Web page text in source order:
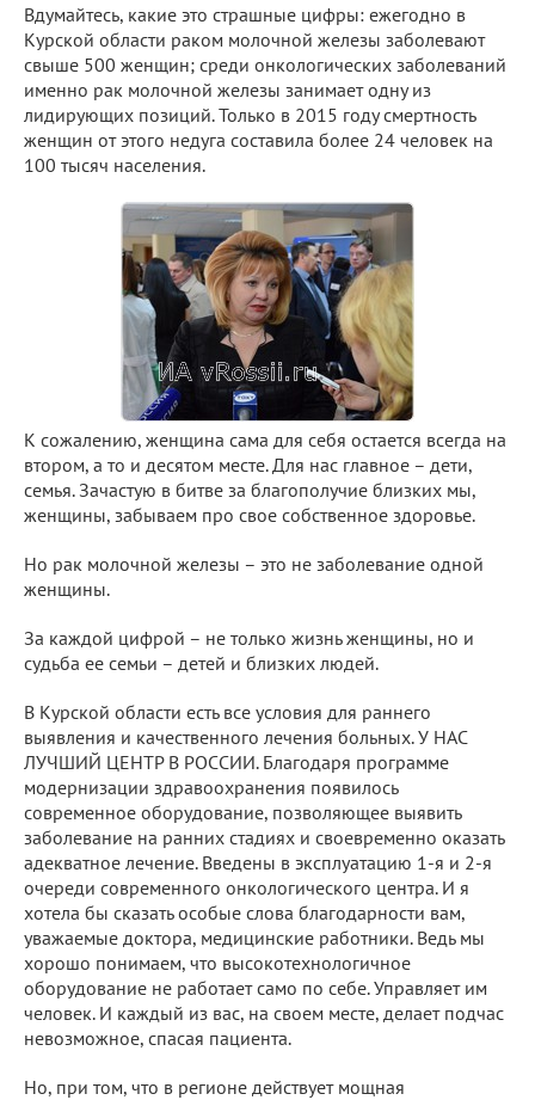
Вдумайтесь, какие это страшные цифры: ежегодно в
Курской области раком молочной железы заболевают
свыше 500 женщин; среди онкологических заболеваний
именно рак молочной железы занимает одну из
лидирующих позиций. Только в 2015 году смертность
женщин от этого недуга составила более 24 человек на
100 тысяч населения.
К сожалению, женщина сама для себя остается всегда на
втором, а то и десятом месте. Для нас главное – дети,
семья. Зачастую в битве за благополучие близких мы,
женщины, забываем про свое собственное здоровье.
Но рак молочной железы – это не заболевание одной
женщины.
За каждой цифрой – не только жизнь женщины, но и
судьба ее семьи – детей и близких людей.
В Курской области есть все условия для раннего
выявления и качественного лечения больных. У НАС
ЛУЧШИЙ ЦЕНТР В РОССИИ. Благодаря программе
модернизации здравоохранения появилось
современное оборудование, позволяющее выявить
заболевание на ранних стадиях и своевременно оказать
адекватное лечение. Введены в эксплуатацию 1-я и 2-я
очереди современного онкологического центра. И я
хотела бы сказать особые слова благодарности вам,
уважаемые доктора, медицинские работники. Ведь мы
хорошо понимаем, что высокотехнологичное
оборудование не работает само по себе. Управляет им
человек. И каждый из вас, на своем месте, делает подчас
невозможное, спасая пациента.
Но, при том, что в регионе действует мощная